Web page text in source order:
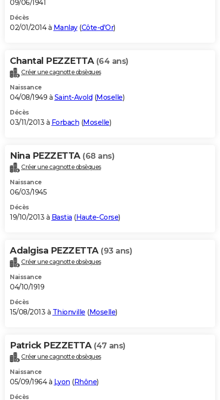
09/06/1941
Décès
02/01/2014 à Manlay(Côte-d'Or)
Chantal PEZZETTA (64 ans)
Créer une cagnotte obsèques
Naissance
04/08/1949 à Saint-Avold (Moselle)
Décès
03/11/2013 à Forbach (Moselle)
Nina PEZZETTA (68 ans)
Créer une cagnotte obsèques
Naissance
06/03/1945
Décès
19/10/2013 à Bastia (Haute-Corse)
Adalgisa PEZZETTA (93 ans)
Créer une cagnotte obsèques
Naissance
04/10/1919
Décès
15/08/2013 à Thionville (Moselle)
Patrick PEZZETTA (47 ans)
Créer une cagnotte obsèques
Naissance
05/09/1964 à Lyon (Rhône)
Décès